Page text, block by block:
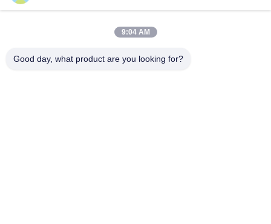
9:04 AM
Good day, what product are you looking for?